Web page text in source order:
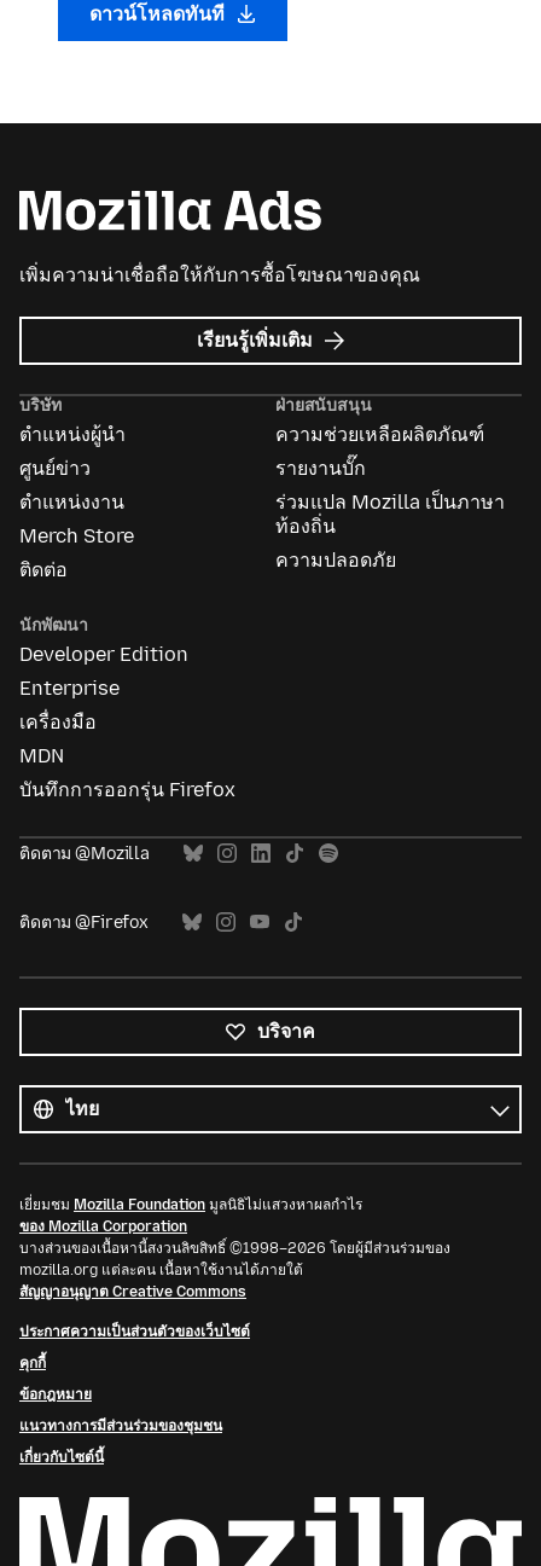
ดาวน์โหลดทันที
เพิ่มความน่าเชื่อถือให้กับการซื้อโฆษณาของคุณ
เรียนรู้เพิ่มเติม เกี่ยว
กับ
Ads
บริษัท
ตำแหน่งผู้นำ
ศูนย์ข่าว
ตำแหน่งงาน
Merch Store
ติดต่อ
ฝ่ายสนับสนุน
ความช่วยเหลือผลิตภัณฑ์
รายงานบั๊ก
ร่วมแปล Mozilla เป็นภาษา
ท้องถิ่น
ความปลอดภัย
นักพัฒนา
Developer Edition
Enterprise
เครื่องมือ
MDN
บันทึกการออกรุ่น Firefox
ติดตาม @Mozilla
ติดตาม @Firefox
บริจาค
ทั้งหมด
ภาษา
เยี่ยมชม Mozilla Foundation มูลนิธิไม่แสวงหาผลกำไร
ของ Mozilla Corporation
บางส่วนของเนื้อหานี้สงวนลิขสิทธิ์ ©1998–2026 โดยผู้มีส่วนร่วมของ
mozilla.org แต่ละคน เนื้อหาใช้งานได้ภายใต้
สัญญาอนุญาต Creative Commons
ประกาศความเป็นส่วนตัวของเว็บไซต์
คุกกี้
ข้อกฎหมาย
แนวทางการมีส่วนร่วมของชุมชน
เกี่ยวกับไซต์นี้